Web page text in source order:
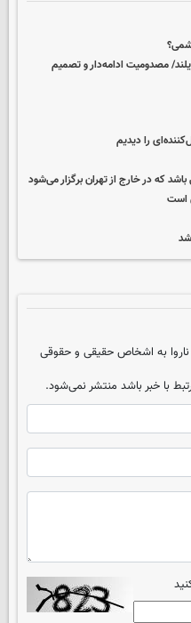
مصدومیت ادامه‌دار و تصمیم
را دیدیم
که در خارج از تهران برگزار می‌شود
است
به اشخاص حقیقی و حقوقی
با خبر باشد منتشر نمی‌شود.